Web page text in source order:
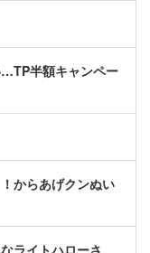
…TP半額キャンペー
からあげクンぬい